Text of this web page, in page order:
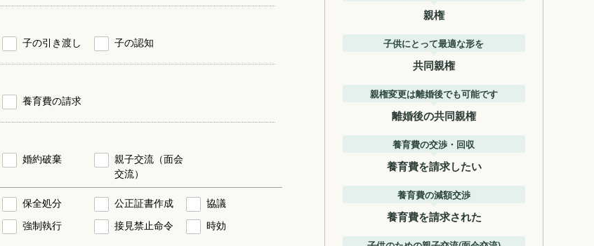
子の引き渡し 子の認知
養育費の請求
婚約破棄
親子交流（面会
交流）
保全処分 公正証書作成
協議
強制執行 接見禁止命令 時効
親権
子供にとって最適な形を
共同親権
親権変更は離婚後でも可能です
離婚後の共同親権
養育費の交渉・回収
養育費を請求したい
養育費の減額交渉
養育費を請求された